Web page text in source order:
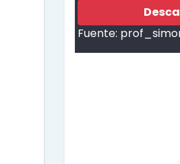
Fuente: